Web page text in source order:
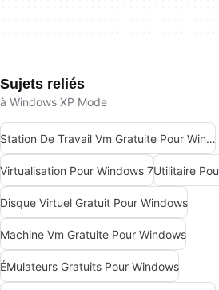
Sujets reliés
à Windows XP Mode
Station De Travail Vm Gratuite Pour Windows
Virtualisation Pour Windows 7Utilitaire
Disque Virtuel Gratuit Pour Windows
Machine Vm Gratuite Pour Windows
ÉMulateurs Gratuits Pour Windows